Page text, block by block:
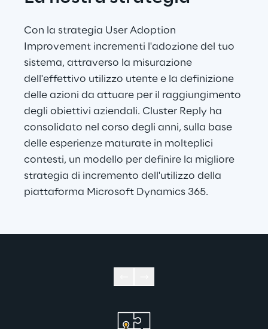
Con la strategia User Adoption
Improvement incrementi l'adozione del tuo
sistema, attraverso la misurazione
dell'effettivo utilizzo utente e la definizione
delle azioni da attuare per il raggiungimento
degli obiettivi aziendali. Cluster Reply ha
consolidato nel corso degli anni, sulla base
delle esperienze maturate in molteplici
contesti, un modello per definire la migliore
strategia di incremento dell'utilizzo della
piattaforma Microsoft Dynamics 365.